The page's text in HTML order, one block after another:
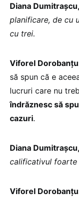
Diana
planificare, de cu
cu trei.
Viforel
să spun că e
lucruri care nu
îndrăznesc să
cazuri.
Diana
calificativul foarte
Viforel